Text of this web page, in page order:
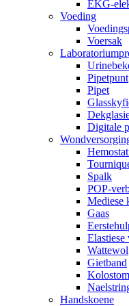
EKG-
Voeding
Voersak
Pipetpunt
Pipet
Digitale
Spalk
POP-
Mediese
Gaas
Elastiese
Wattewol
Gietband
Handskoene